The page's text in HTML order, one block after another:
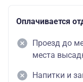
Оплачивается
Проезд до
места
Напитки и